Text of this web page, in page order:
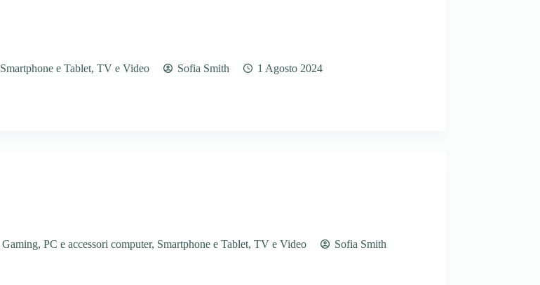
Smartphone e Tablet, TV e Video Sofia Smith 1 Agosto 2024
Gaming, PC e accessori computer, Smartphone e Tablet, TV e Video
Sofia Smith